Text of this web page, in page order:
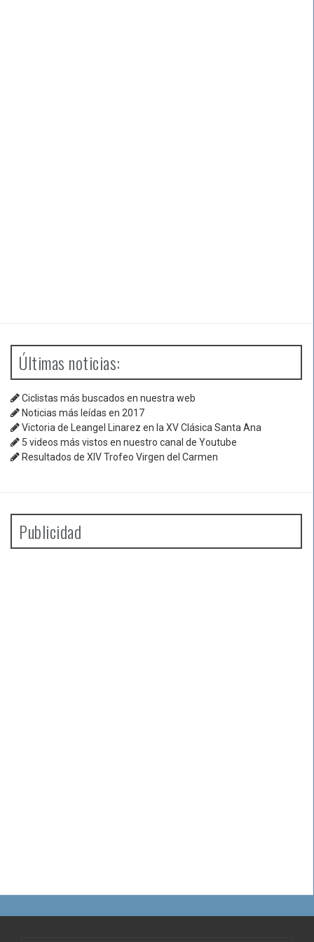
Últimas noticias:
Ciclistas más buscados en nuestra web
Noticias más leídas en 2017
Victoria de Leangel Linarez en la XV Clásica Santa Ana
5 videos más vistos en nuestro canal de Youtube
Resultados de XIV Trofeo Virgen del Carmen
Publicidad